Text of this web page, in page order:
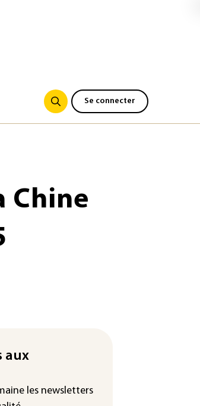
Se connecter
Chine
aux
les newsletters